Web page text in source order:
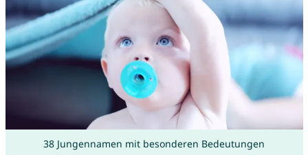
38 Jungennamen mit besonderen Bedeutungen